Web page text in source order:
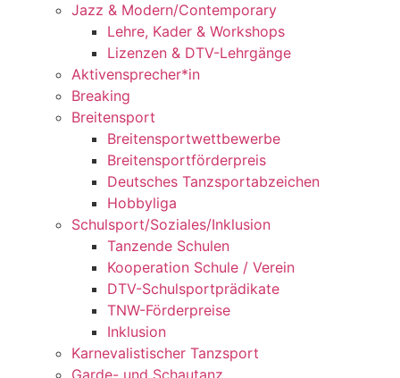
Jazz & Modern/Contemporary
Lehre, Kader & Workshops
Lizenzen & DTV-Lehrgänge
Aktivensprecher*in
Breaking
Breitensport
Breitensportwettbewerbe
Breitensportförderpreis
Deutsches Tanzsportabzeichen
Hobbyliga
Schulsport/Soziales/Inklusion
Tanzende Schulen
Kooperation Schule / Verein
DTV-Schulsportprädikate
TNW-Förderpreise
Inklusion
Karnevalistischer Tanzsport
Garde- und Schautanz